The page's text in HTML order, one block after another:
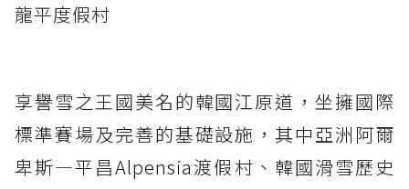
龍平度假村
享譽雪之王國美名的韓國江原道，坐擁國際
標準賽場及完善的基礎設施，其中亞洲阿爾
卑斯—平昌Alpensia渡假村、韓國滑雪歷史